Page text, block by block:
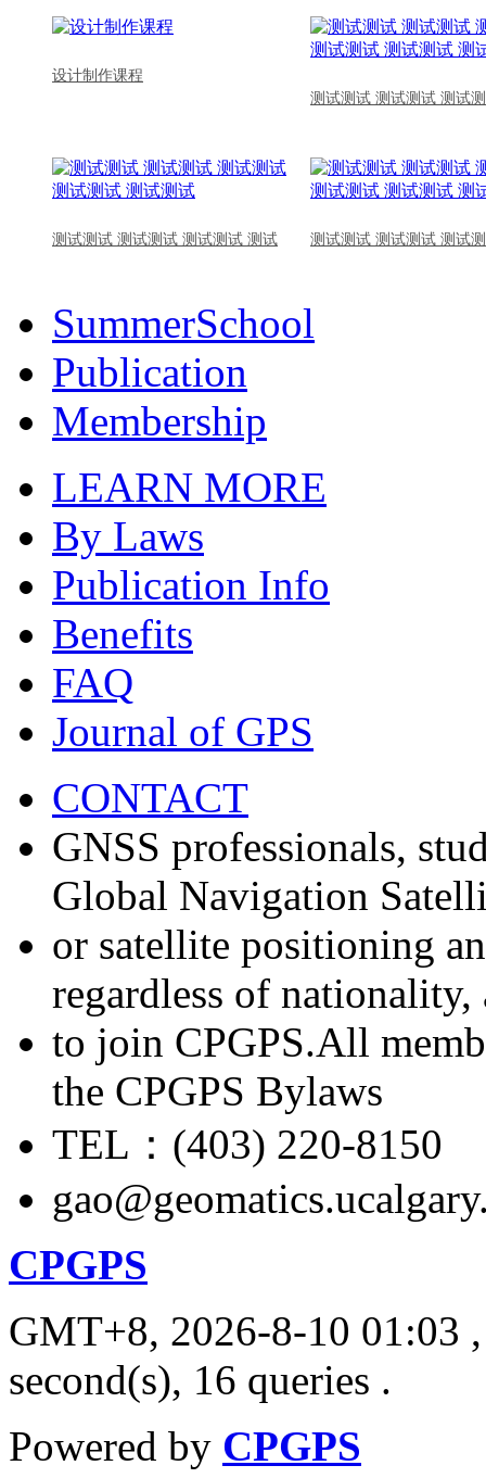
设计制作课程
测试测试 测试测试 测试
测试测试 测试测试 测试测试 测试 测试测试 测试测试 测试
SummerSchool
Publication
Membership
LEARN MORE
By Laws
Publication Info
Benefits
FAQ
Journal of GPS
CONTACT
GNSS professionals,
Global Navigation
or satellite positioning
regardless of nationality,
to join CPGPS.All
the CPGPS Bylaws
TEL：(403) 220-8150
CPGPS
GMT+8, 2026-8-10 01:03
second(s), 16 queries .
Powered by CPGPS